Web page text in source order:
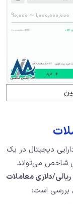
دیجیتال در یک
این شاخص می‌تواند
دلاری معاملات
بررسی است: